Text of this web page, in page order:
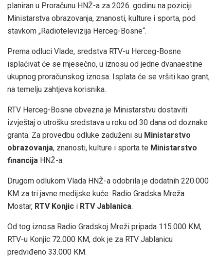
planiran u Proračunu HNŽ-a za 2026. godinu na poziciji
Ministarstva obrazovanja, znanosti, kulture i sporta, pod
stavkom „Radiotelevizija Herceg-Bosne“.
Prema odluci Vlade, sredstva RTV-u Herceg-Bosne
isplaćivat će se mjesečno, u iznosu od jedne dvanaestine
ukupnog proračunskog iznosa. Isplata će se vršiti kao grant,
na temelju zahtjeva korisnika.
RTV Herceg-Bosne obvezna je Ministarstvu dostaviti
izvještaj o utrošku sredstava u roku od 30 dana od doznake
granta. Za provedbu odluke zaduženi su Ministarstvo
obrazovanja, znanosti, kulture i sporta te Ministarstvo
financija HNŽ-a.
Drugom odlukom Vlada HNŽ-a odobrila je dodatnih 220.000
KM za tri javne medijske kuće: Radio Gradska Mreža
Mostar, RTV Konjic i RTV Jablanica.
Od tog iznosa Radio Gradskoj Mreži pripada 115.000 KM,
RTV-u Konjic 72.000 KM, dok je za RTV Jablanicu
predviđeno 33.000 KM.